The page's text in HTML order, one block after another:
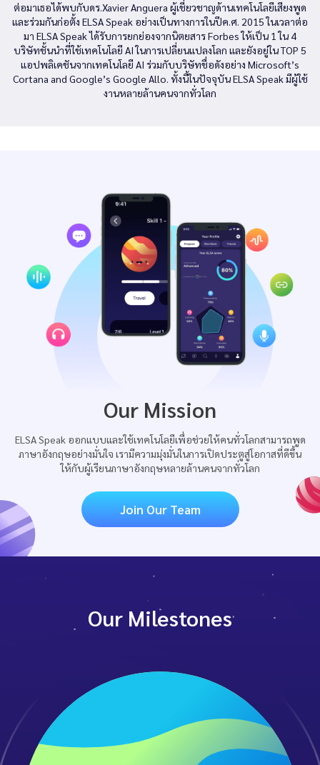
ต่อมาเธอได้พบกับดร.Xavier Anguera ผู้เชี่ยวชาญด้านเทคโนโลยีเสียงพูด
และร่วมกันก่อตั้ง ELSA Speak อย่างเป็นทางการในปีค.ศ. 2015 ในเวลาต่อ
มา ELSA Speak ได้รับการยกย่องจากนิตยสาร Forbes ให้เป็น 1 ใน 4
บริษัทชั้นนำที่ใช้เทคโนโลยี AI ในการเปลี่ยนแปลงโลก และยังอยู่ใน TOP 5
แอปพลิเคชันจากเทคโนโลยี AI ร่วมกับบริษัทชื่อดังอย่าง Microsoft’s
Cortana and Google’s Google Allo. ทั้งนี้ในปัจจุบัน ELSA Speak มีผู้ใช้
งานหลายล้านคนจากทั่วโลก
Our Mission
ELSA Speak ออกแบบและใช้เทคโนโลยีเพื่อช่วยให้คนทั่วโลกสามารถพูด
ภาษาอังกฤษอย่างมั่นใจ เรามีความมุ่งมั่นในการเปิดประตูสู่โอกาสที่ดีขึ้น
ให้กับผู้เรียนภาษาอังกฤษหลายล้านคนจากทั่วโลก
Join Our Team
Our Milestones